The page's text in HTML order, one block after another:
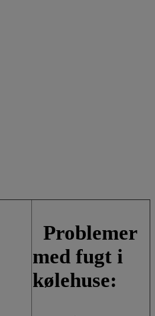
Problemer
med fugt i
kølehuse: